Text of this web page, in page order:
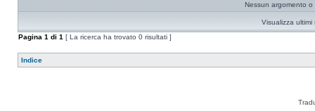
Nessun argomento o
Visualizza ultimi
Pagina 1 di 1 [ La ricerca ha trovato 0 risultati ]
Indice